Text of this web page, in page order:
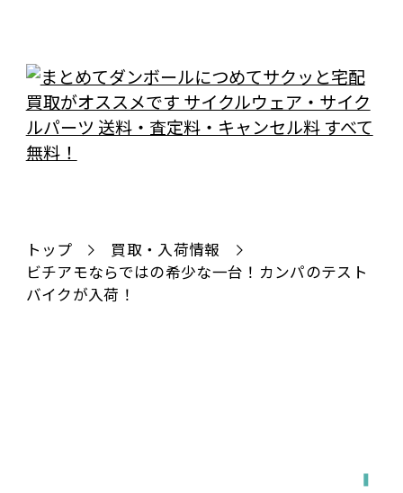
トップ
買取・入荷情報
ビチアモならではの希少な一台！カンパのテスト
バイクが入荷！